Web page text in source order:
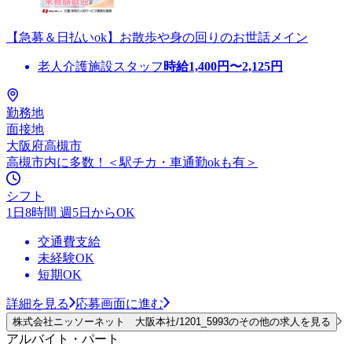
【急募＆日払いok】お散歩や身の回りのお世話メイン
老人介護施設スタッフ 時給1,400円〜2,125円
勤務地
面接地
大阪府高槻市
高槻市内に多数！＜駅チカ・車通勤okも有＞
シフト
1日8時間 週5日からOK
交通費支給
未経験OK
短期OK
詳細を見る 応募画面に進む
株式会社ニッソーネット 大阪本社/1201_5993のその他の求人を見る
アルバイト・パート